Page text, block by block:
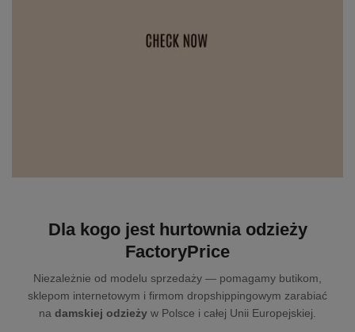
Dla kogo jest hurtownia odzieży
FactoryPrice
Niezależnie od modelu sprzedaży — pomagamy butikom,
sklepom internetowym i firmom dropshippingowym zarabiać
na damskiej odzieży w Polsce i całej Unii Europejskiej.